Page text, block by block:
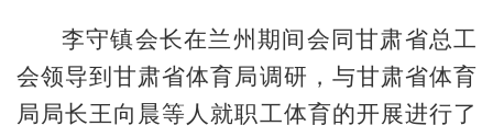
李守镇会长在兰州期间会同甘肃省总工
会领导到甘肃省体育局调研，与甘肃省体育
局局长王向晨等人就职工体育的开展进行了